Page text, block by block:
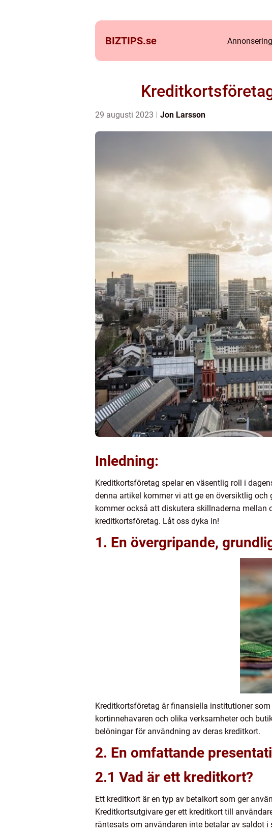
BIZTIPS.se Annonsering
29 augusti 2023 Jon Larsson
Inledning:
Kreditkortsföretag spelar en väsentlig roll i
denna artikel kommer vi att ge en översiktlig
kommer också att diskutera skillnaderna
kreditkortsföretag. Låt oss dyka in!
1. En övergripande,
Kreditkortsföretag är finansiella institutioner
kortinnehavaren och olika verksamheter och
belöningar för användning av deras kreditkort.
2. En omfattande
2.1 Vad är ett kreditkort?
Ett kreditkort är en typ av betalkort som ger
Kreditkortsutgivare ger ett kreditkort till
räntesats om användaren inte betalar av saldot i